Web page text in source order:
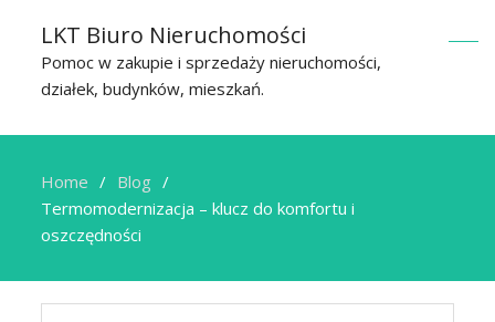
LKT Biuro Nieruchomości
Pomoc w zakupie i sprzedaży nieruchomości,
działek, budynków, mieszkań.
Home
Blog
Termomodernizacja – klucz do komfortu i
oszczędności